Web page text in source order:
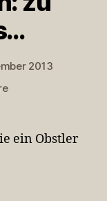
2013
zu
zuein Obstler